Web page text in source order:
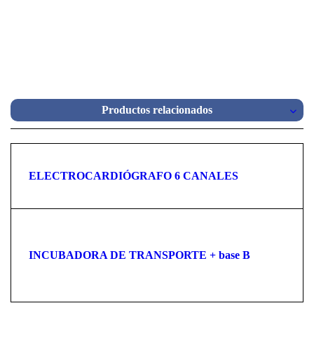
Productos relacionados
ELECTROCARDIÓGRAFO 6 CANALES
INCUBADORA DE TRANSPORTE + base B